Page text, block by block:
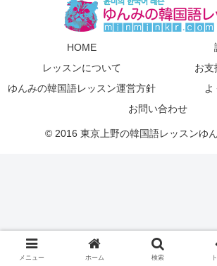
HOME
レッスンについて
お支
ゆんみの韓国語レッスン運営方針
お問い合わせ
© 2016 東京上野の韓国語レッスンゆ
メニュー ホーム 検索